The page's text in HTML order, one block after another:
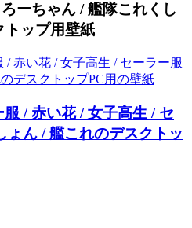
ーちゃん / 艦隊これくし
トップ用壁紙
/ 赤い花 / 女子高生 / セ
ょん / 艦これのデスクトッ